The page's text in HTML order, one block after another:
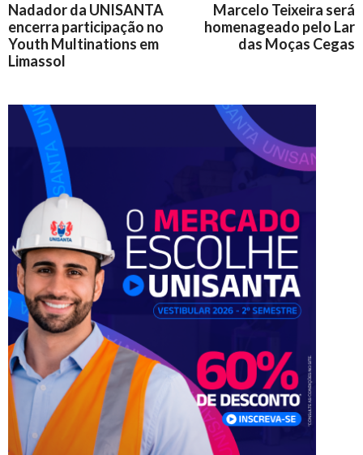
Nadador da UNISANTA
encerra participação no
Youth Multinations em
Limassol
Marcelo Teixeira será
homenageado pelo Lar
das Moças Cegas